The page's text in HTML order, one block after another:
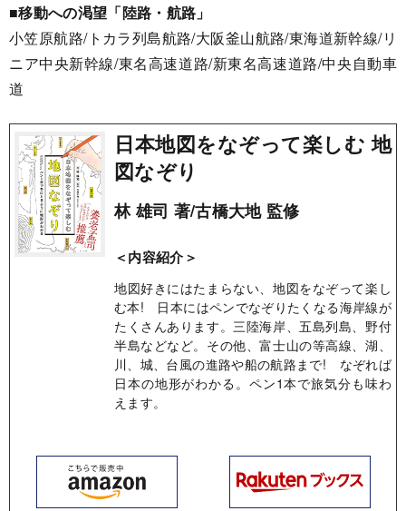
■移動への渇望「陸路・航路」
小笠原航路/トカラ列島航路/大阪釜山航路/東海道新幹線/リ
ニア中央新幹線/東名高速道路/新東名高速道路/中央自動車
道
日本地図をなぞって楽しむ 地
図なぞり
林 雄司 著/古橋大地 監修
＜内容紹介＞
地図好きにはたまらない、地図をなぞって楽し
む本! 日本にはペンでなぞりたくなる海岸線が
たくさんあります。三陸海岸、五島列島、野付
半島などなど。その他、富士山の等高線、湖、
川、城、台風の進路や船の航路まで! なぞれば
日本の地形がわかる。ペン1本で旅気分も味わ
えます。